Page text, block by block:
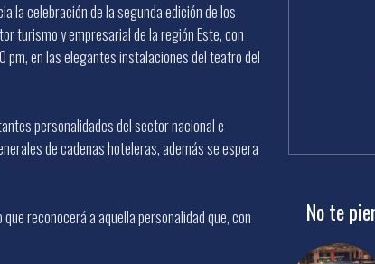
la celebración de la segunda edición de los
turismo y empresarial de la región Este, con
pm, en las elegantes instalaciones del teatro del
personalidades del sector nacional e
de cadenas hoteleras, además se espera
que reconocerá a aquella personalidad que, con
No te